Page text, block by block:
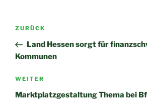
Beitragsnavigation
Vorheriger
Beitrag
ZURÜCK
Land Hessen sorgt für
Kommunen
Nächster
Beitrag
WEITER
Marktplatzgestaltung Thema bei